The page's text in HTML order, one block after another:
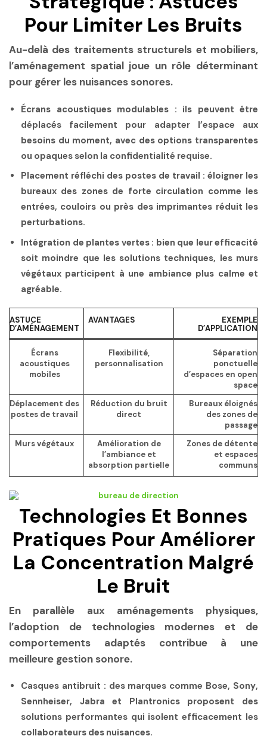
Pour Limiter Les Bruits
Au-delà des traitements structurels et mobiliers,
l’aménagement spatial joue un rôle déterminant
pour gérer les nuisances sonores.
Écrans acoustiques modulables : ils peuvent être
déplacés facilement pour adapter l’espace aux
besoins du moment, avec des options transparentes
ou opaques selon la confidentialité requise.
Placement réfléchi des postes de travail : éloigner les
bureaux des zones de forte circulation comme les
entrées, couloirs ou près des imprimantes réduit les
perturbations.
Intégration de plantes vertes : bien que leur efficacité
soit moindre que les solutions techniques, les murs
végétaux participent à une ambiance plus calme et
agréable.
ASTUCE
D’AMÉNAGEMENT
AVANTAGES
EXEMPLE
D’APPLICATION
Écrans
acoustiques
mobiles
Flexibilité,
personnalisation
Séparation
ponctuelle
d’espaces en open
space
Déplacement des
postes de travail
Réduction du bruit
direct
Bureaux éloignés
des zones de
passage
Murs végétaux
Amélioration de
l’ambiance et
absorption partielle
Zones de détente
et espaces
communs
Technologies Et Bonnes
Pratiques Pour Améliorer
La Concentration Malgré
Le Bruit
En parallèle aux aménagements physiques,
l’adoption de technologies modernes et de
comportements adaptés contribue à une
meilleure gestion sonore.
Casques antibruit : des marques comme Bose, Sony,
Sennheiser, Jabra et Plantronicsproposent des
solutions performantes qui isolent efficacement les
collaborateurs des nuisances.